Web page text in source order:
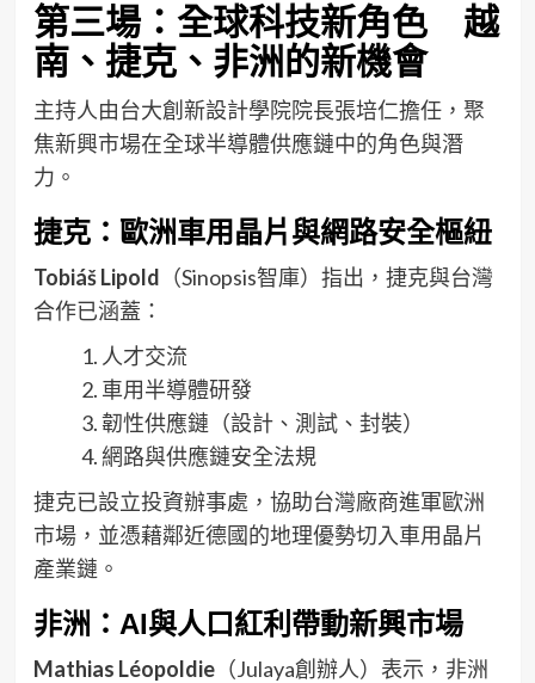
第三場：全球科技新角色 越
南、捷克、非洲的新機會
主持人由台大創新設計學院院長張培仁擔任，聚
焦新興市場在全球半導體供應鏈中的角色與潛
力。
捷克：歐洲車用晶片與網路安全樞紐
Tobiáš Lipold （Sinopsis智庫）指出，捷克與台灣
合作已涵蓋：
人才交流
車用半導體研發
韌性供應鏈（設計、測試、封裝）
網路與供應鏈安全法規
捷克已設立投資辦事處，協助台灣廠商進軍歐洲
市場，並憑藉鄰近德國的地理優勢切入車用晶片
產業鏈。
非洲：AI與人口紅利帶動新興市場
Mathias Léopoldie（Julaya創辦人）表示，非洲